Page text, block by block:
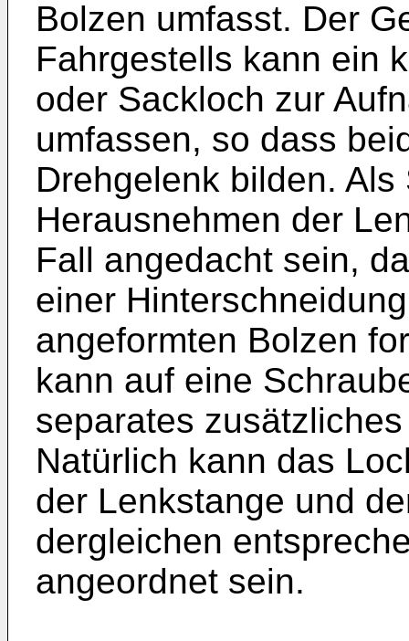
Bolzen umfasst. Der
Fahrgestells kann ein
oder Sackloch zur
umfassen, so dass
Drehgelenk bilden.
Herausnehmen der
Fall angedacht sein,
einer
angeformten Bolzen
kann auf eine
separates
Natürlich kann das
der Lenkstange und
dergleichen
angeordnet sein.